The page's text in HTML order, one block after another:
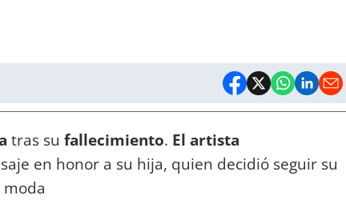
tras su fallecimiento. El artista
en honor a su hija, quien decidió seguir su